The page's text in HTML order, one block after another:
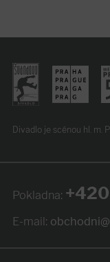
Divadlo je scénou hl. m.
Pokladna:
E-mail: